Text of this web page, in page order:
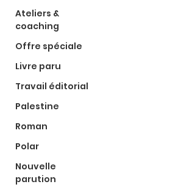
Ateliers &
coaching
Offre spéciale
Livre paru
Travail éditorial
Palestine
Roman
Polar
Nouvelle
parution